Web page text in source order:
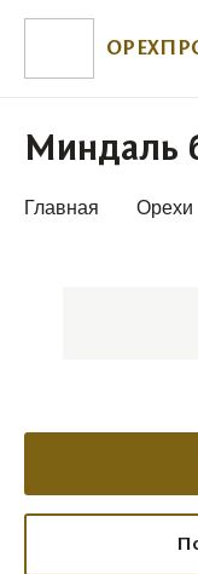
Миндаль
Главная Орехи